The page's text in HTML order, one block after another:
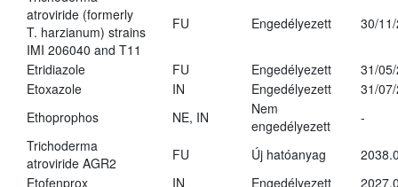
atroviride (formerly
T. harzianum) strains
IMI 206040 and T11
FU Engedélyezett 30/
Etridiazole FU Engedélyezett
31/
Etoxazole
IN Engedélyezett
31/
Ethoprophos
NE, IN
Nem
engedélyezett
-
Trichoderma
atroviride AGR2
FU Új hatóanyag
Etofenprox
IN Engedélyezett